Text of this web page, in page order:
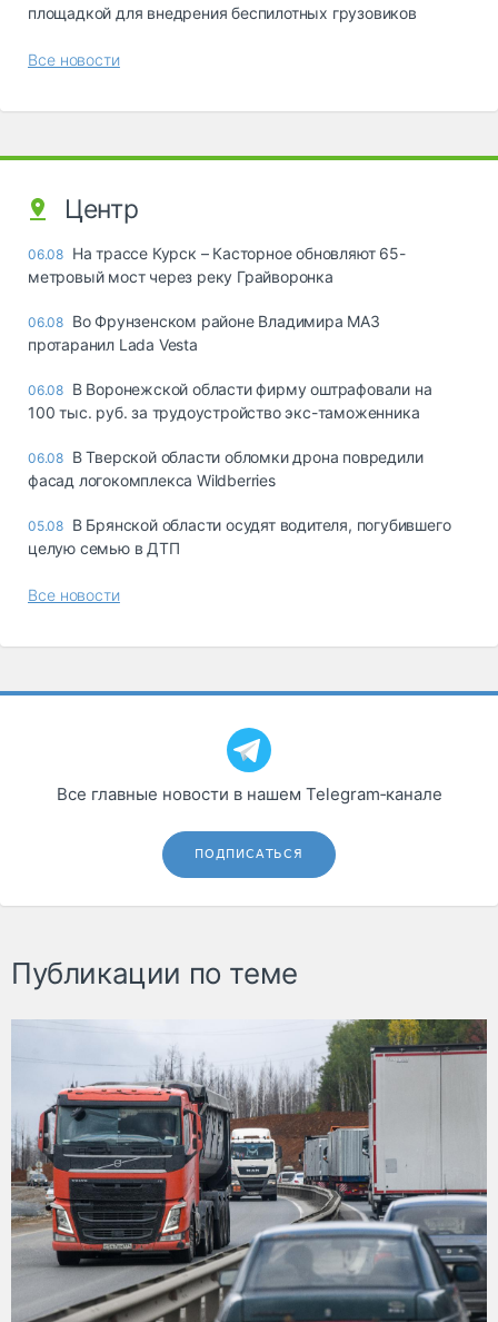
площадкой для внедрения беспилотных грузовиков
Все новости
Центр
06.08 На трассе Курск – Касторное обновляют 65-
метровый мост через реку Грайворонка
06.08 Во Фрунзенском районе Владимира МАЗ
протаранил Lada Vesta
06.08 В Воронежской области фирму оштрафовали на
100 тыс. руб. за трудоустройство экс-таможенника
06.08 В Тверской области обломки дрона повредили
фасад логокомплекса Wildberries
05.08 В Брянской области осудят водителя, погубившего
целую семью в ДТП
Все новости
Все главные новости в нашем Telegram‑канале
ПОДПИСАТЬСЯ
Публикации по теме